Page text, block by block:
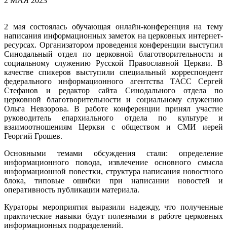
2 мая состоялась обучающая онлайн-конференция на тему
написания информационных заметок на церковных интернет-
ресурсах. Организатором проведения конференции выступил
Синодальный отдел по церковной благотворительности и
социальному служению Русской Православной Церкви. В
качестве спикеров выступили специальный корреспондент
федерального информационного агентства ТАСС Сергей
Стефанов и редактор сайта Синодального отдела по
церковной благотворительности и социальному служению
Ольга Невзорова. В работе конференции принял участие
руководитель епархиального отдела по культуре и
взаимоотношениям Церкви с обществом и СМИ иерей
Георгий Грошев.
Основными темами обсуждения стали: определение
информационного повода, извлечение основного смысла
информационной повестки, структура написания новостного
блока, типовые ошибки при написании новостей и
оперативность публикации материала.
Кураторы мероприятия выразили надежду, что полученные
практические навыки будут полезными в работе церковных
информационных подразделений.